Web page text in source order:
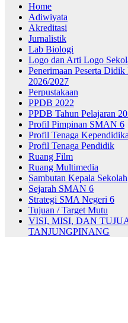
Home
Adiwiyata
Akreditasi
Jurnalistik
Lab Biologi
Logo dan Arti Logo
Penerimaan Peserta
2026/2027
Perpustakaan
PPDB 2022
PPDB Tahun Pelajaran
Profil Pimpinan SMAN 6
Profil Tenaga
Profil Tenaga Pendidik
Ruang Film
Ruang Multimedia
Sambutan Kepala Sekolah
Sejarah SMAN 6
Strategi SMA Negeri 6
Tujuan / Target Mutu
VISI, MISI, DAN
TANJUNGPINANG